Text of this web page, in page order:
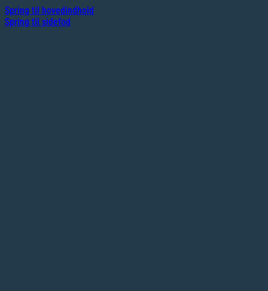
Spring til hovedindhold
Spring til sidefod